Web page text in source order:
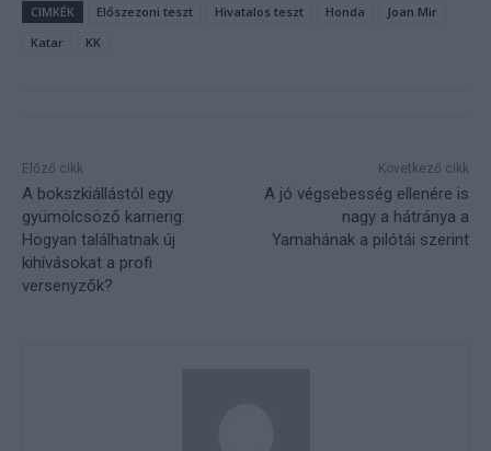
CIMKÉK Előszezoni teszt Hivatalos teszt Honda
Joan Mir
Katar
KK
Előző cikk
A bokszkiállástól egy
gyümölcsöző karrierig:
Hogyan találhatnak új
kihívásokat a profi
versenyzők?
Következő cikk
A jó végsebesség ellenére is
nagy a hátránya a
Yamahának a pilótái szerint